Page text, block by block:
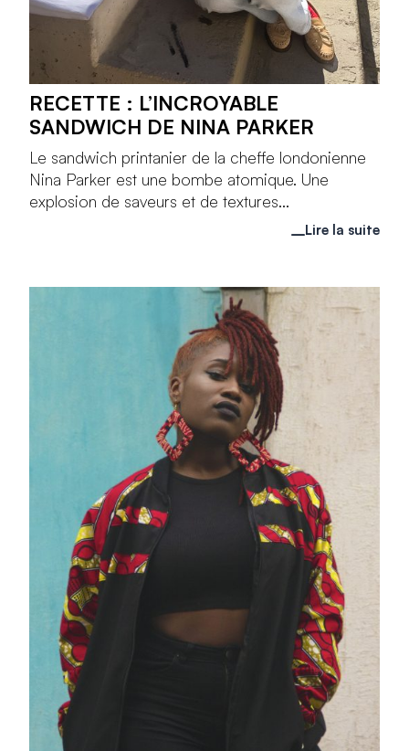
RECETTE : L’INCROYABLE
SANDWICH DE NINA PARKER
Le sandwich printanier de la cheffe londonienne
Nina Parker est une bombe atomique. Une
explosion de saveurs et de textures...
Lire la suite